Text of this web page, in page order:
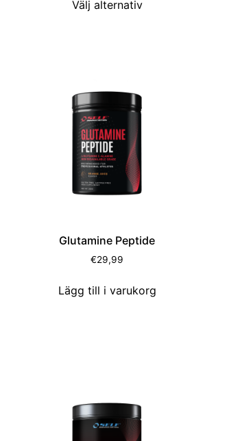
Välj alternativ
Glutamine Peptide
€29,99
Lägg till i varukorg